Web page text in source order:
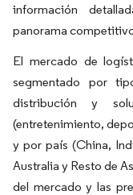
información
panorama
El mercado de
segmentado por
distribución y
(entretenimiento,
y por país (China,
Australia y Resto de
del mercado y las